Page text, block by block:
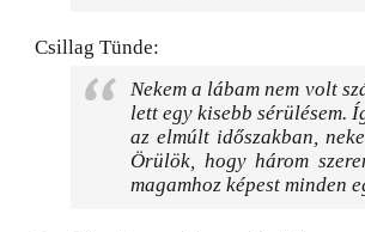
Csillag Tünde:
Nekem a lábam nem volt
lett egy kisebb sérülésem.
az elmúlt időszakban,
Örülök, hogy három
magamhoz képest minden